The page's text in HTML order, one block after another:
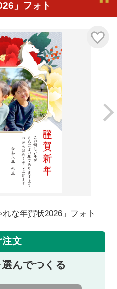
」フォト
れな年賀状2026」フォト
注文
んでつくる